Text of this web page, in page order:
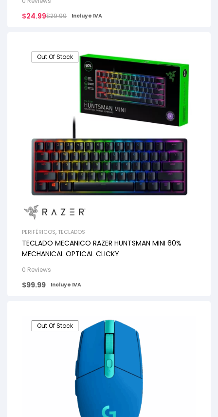
$29.99
$24.99 Incluye IVA
Out Of Stock
PERIFÉRICOS, TECLADOS
TECLADO MECANICO RAZER HUNTSMAN MINI 60%
MECHANICAL OPTICAL CLICKY
0 Reviews
$99.99 Incluye IVA
Out Of Stock